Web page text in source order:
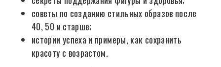
советы по созданию стильных образов после
40, 50 и старше;
истории успеха и примеры, как сохранить
красоту с возрастом.